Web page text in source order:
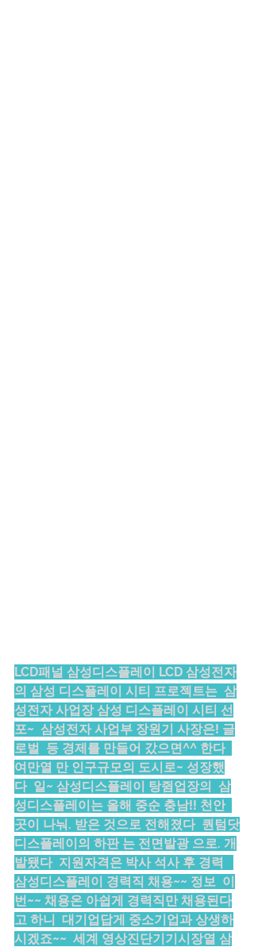
LCD패널 삼성디스플레이 LCD 삼성전자
의 삼성 디스플레이 시티 프로젝트는  삼
성전자 사업장 삼성 디스플레이 시티 선
포~  삼성전자 사업부 장원기 사장은! 글
로벌  등 경제를 만들어 갔으면^^ 한다
여만열 만 인구규모의 도시로~ 성장했
다  일~ 삼성디스플레이 탕쥠업장의  삼
성디스플레이는 올해 중순 충남!! 천안
곳이 나눠. 받은 것으로 전해졌다  퀀텀닷
디스플레이의 하판 는 전면발광 으로. 개
발됐다  지원자격은 박사 석사 후 경력
삼성디스플레이 경력직 채용~~ 정보  이
번~~ 채용온 아쉽게 경력직만 채용된다
고 하니  대기업답게 중소기업과 상생하
시겠죠~~  세계 영상진단기기시장열 삼